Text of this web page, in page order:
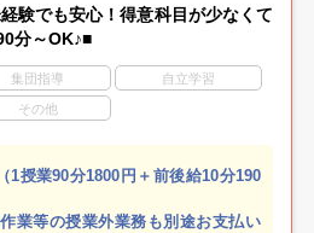
験でも安心！得意科目が少なくて
分～OK♪■
集団指導 自立学習
その他
1授業90分1800円＋前後給10分190
業等の授業外業務も別途お支払い